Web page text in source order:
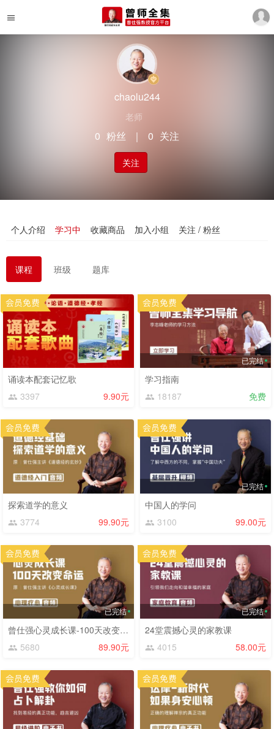
chaolu244
老师
0 粉丝 ｜ 0 关注
关注
个人介绍 学习中 收藏商品 加入小组 关注 / 粉丝
课程 班级 题库
诵读本配套记忆歌
3397
9.90元
已完结
学习指南
18187
免费
探索道学的意义
3774
99.90元
已完结
中国人的学问
3100
99.00元
已完结
曾仕强心灵成长课-100天改变命运
5680
89.90元
已完结
24堂震撼心灵的家教课
4015
58.00元